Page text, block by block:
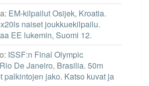
: EM-kilpailut Osijek, Kroatia.
naiset joukkuekilpailu.
EE lukemin, Suomi 12.
: ISSF:n Final Olympic
De Janeiro, Brasilia. 50m
palkintojen jako. Katso kuvat ja